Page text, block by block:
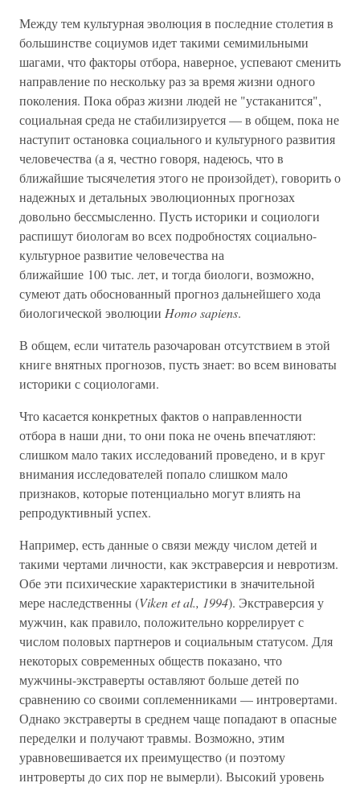
Между тем культурная эволюция в последние столетия в
большинстве социумов идет такими семимильными
шагами, что факторы отбора, наверное, успевают сменить
направление по нескольку раз за время жизни одного
поколения. Пока образ жизни людей не "устаканится",
социальная среда не стабилизируется — в общем, пока не
наступит остановка социального и культурного развития
человечества (а я, честно говоря, надеюсь, что в
ближайшие тысячелетия этого не произойдет), говорить о
надежных и детальных эволюционных прогнозах
довольно бессмысленно. Пусть историки и социологи
распишут биологам во всех подробностях социально-
культурное развитие человечества на
ближайшие 100 тыс. лет, и тогда биологи, возможно,
сумеют дать обоснованный прогноз дальнейшего хода
биологической эволюции Homo sapiens.
В общем, если читатель разочарован отсутствием в этой
книге внятных прогнозов, пусть знает: во всем виноваты
историки с социологами.
Что касается конкретных фактов о направленности
отбора в наши дни, то они пока не очень впечатляют:
слишком мало таких исследований проведено, и в круг
внимания исследователей попало слишком мало
признаков, которые потенциально могут влиять на
репродуктивный успех.
Например, есть данные о связи между числом детей и
такими чертами личности, как экстраверсия и невротизм.
Обе эти психические характеристики в значительной
мере наследственны (Viken et al., 1994). Экстраверсия у
мужчин, как правило, положительно коррелирует с
числом половых партнеров и социальным статусом. Для
некоторых современных обществ показано, что
мужчины-экстраверты оставляют больше детей по
сравнению со своими соплеменниками — интровертами.
Однако экстраверты в среднем чаще попадают в опасные
переделки и получают травмы. Возможно, этим
уравновешивается их преимущество (и поэтому
интроверты до сих пор не вымерли). Высокий уровень